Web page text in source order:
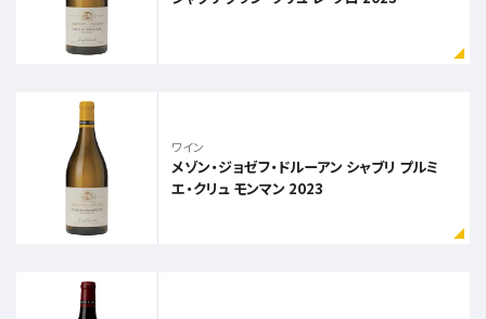
ワイン
メゾン・ジョゼフ・ドルーアン シャブリ プルミ
エ・クリュ モンマン 2023